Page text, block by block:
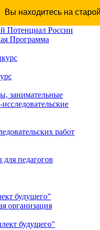
Вы находитесь на
Потенциал России
Программа
занимательные
работ
педагогов
будущего"
организация
будущего"